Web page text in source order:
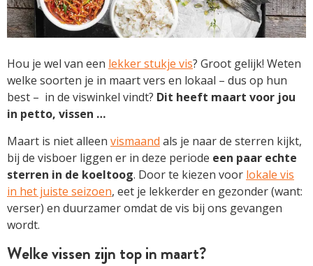
Hou je wel van een lekker stukje vis? Groot gelijk! Weten
welke soorten je in maart vers en lokaal – dus op hun
best – in de viswinkel vindt? Dit heeft maart voor jou
in petto, vissen …
Maart is niet alleen vismaand als je naar de sterren kijkt,
bij de visboer liggen er in deze periode een paar echte
sterren in de koeltoog. Door te kiezen voor lokale vis
in het juiste seizoen, eet je lekkerder en gezonder (want:
verser) en duurzamer omdat de vis bij ons gevangen
wordt.
Welke vissen zijn top in maart?